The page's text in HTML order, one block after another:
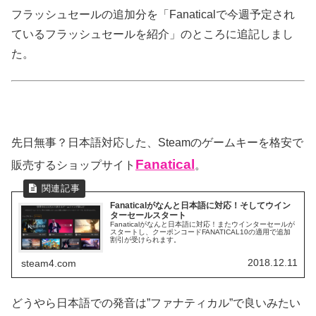
フラッシュセールの追加分を「Fanaticalで今週予定され
ているフラッシュセールを紹介」のところに追記しまし
た。
先日無事？日本語対応した、Steamのゲームキーを格安で
販売するショップサイト Fanatical。
Fanaticalがなんと日本語に対応！そしてウイン
ターセールスタート
Fanaticalがなんと日本語に対応！またウインターセールが
スタートし、クーポンコードFANATICAL10の適用で追加
割引が受けられます。
steam4.com 2018.12.11
どうやら日本語での発音は”ファナティカル”で良いみたい